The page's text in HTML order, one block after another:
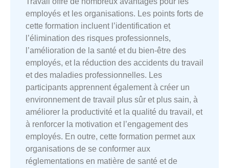
employés et les organisations. Les points forts de
cette formation incluent l’identification et
l’élimination des risques professionnels,
l’amélioration de la santé et du bien-être des
employés, et la réduction des accidents du travail
et des maladies professionnelles. Les
participants apprennent également à créer un
environnement de travail plus sûr et plus sain, à
améliorer la productivité et la qualité du travail, et
à renforcer la motivation et l’engagement des
employés. En outre, cette formation permet aux
organisations de se conformer aux
réglementations en matière de santé et de